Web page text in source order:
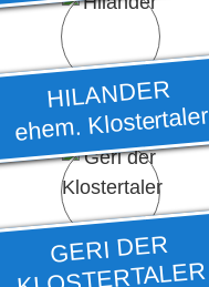
HILANDER
ehem. Klostertaler
GERI DER